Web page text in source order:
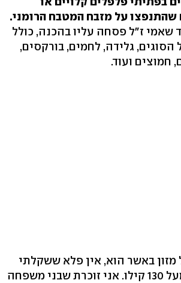
שהתנפצו על מזבח המטבח הרומני.
שאמי ז"ל פסחה עליו בהכנה, כולל
הסוגים, גלידה, לחמים, בורקסים,
חמוצים ועוד.
באשר הוא, אין פלא ששקלתי
בימיי ה"טובים" מעל 130 קילו. אני זוכרת שבני משפחה